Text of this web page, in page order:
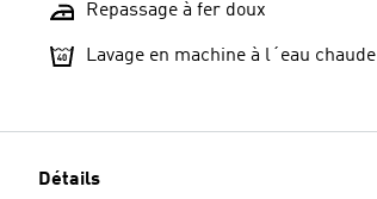
Repassage à fer doux
Lavage en machine à l´eau chaude
Détails